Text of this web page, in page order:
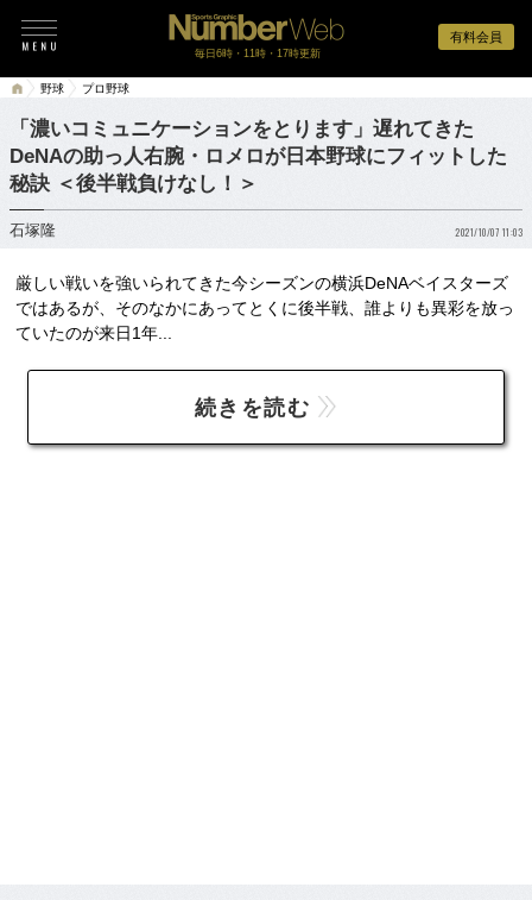
有料会員
毎日6時・11時・17時更新
野球 プロ野球
「濃いコミュニケーションをとります」遅れてきた
DeNAの助っ人右腕・ロメロが日本野球にフィットした
秘訣 ＜後半戦負けなし！＞
石塚隆 2021/10/07 11:03
厳しい戦いを強いられてきた今シーズンの横浜DeNAベイスターズ
ではあるが、そのなかにあってとくに後半戦、誰よりも異彩を放っ
ていたのが来日1年...
続きを読む